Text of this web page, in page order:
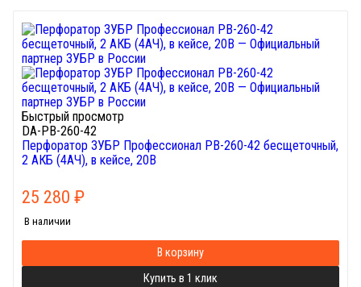
Быстрый просмотр
DA-PB-260-42
Перфоратор ЗУБР Профессионал PB-260-42 бесщеточный,
2 АКБ (4АЧ), в кейсе, 20В
25 280 ₽
В наличии
В корзину
Купить в 1 клик